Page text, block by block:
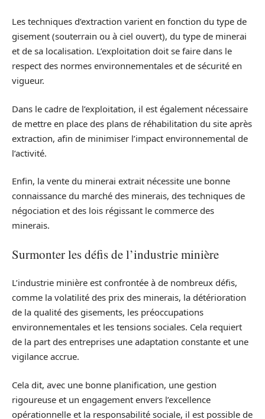
Les techniques d’extraction varient en fonction du type de
gisement (souterrain ou à ciel ouvert), du type de minerai
et de sa localisation. L’exploitation doit se faire dans le
respect des normes environnementales et de sécurité en
vigueur.
Dans le cadre de l’exploitation, il est également nécessaire
de mettre en place des plans de réhabilitation du site après
extraction, afin de minimiser l’impact environnemental de
l’activité.
Enfin, la vente du minerai extrait nécessite une bonne
connaissance du marché des minerais, des techniques de
négociation et des lois régissant le commerce des
minerais.
Surmonter les défis de l’industrie minière
L’industrie minière est confrontée à de nombreux défis,
comme la volatilité des prix des minerais, la détérioration
de la qualité des gisements, les préoccupations
environnementales et les tensions sociales. Cela requiert
de la part des entreprises une adaptation constante et une
vigilance accrue.
Cela dit, avec une bonne planification, une gestion
rigoureuse et un engagement envers l’excellence
opérationnelle et la responsabilité sociale, il est possible de